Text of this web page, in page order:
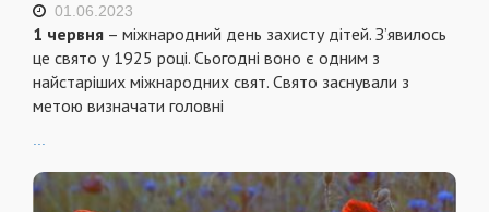
01.06.2023
1 червня – міжнародний день захисту дітей. З’явилось
це свято у 1925 році. Сьогодні воно є одним з
найстаріших міжнародних свят. Свято заснували з
метою визначати головні